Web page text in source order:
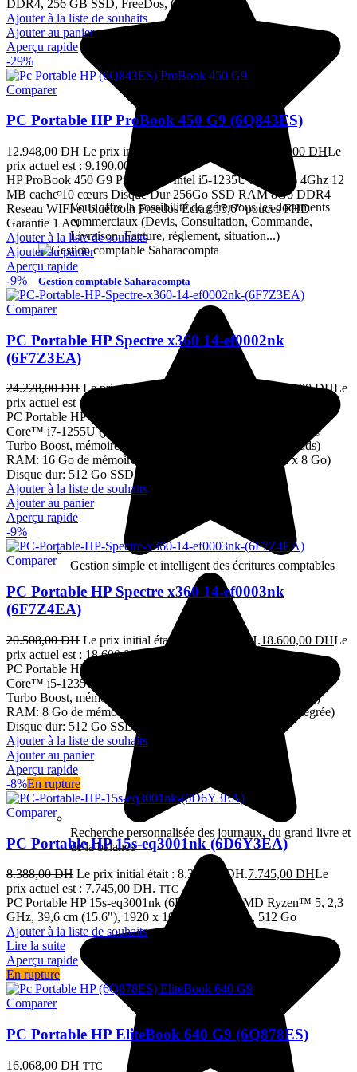
Vous offre la possibilité de gérer tous les documents
commerciaux (Devis, Consultation, Commande,
Livraison, Facture, règlement, situation...)
Gestion comptable Saharacompta
Gestion simple et intelligent des écritures comptables
Recherche personnalisée des journaux, du grand livre et
de la balance
DDR4, 256 GB SSD, FreeDos, Garantie 1 an
Ajouter à la liste de souhaits
Ajouter au panier
Aperçu rapide
-29%
Comparer
PC Portable HP ProBook 450 G9 (6Q843ES)
12.948,00DH Le prix initial était : 12.948,00 DH. 9.190,00 DHLe
prix actuel est : 9.190,00 DH.
HP ProBook 450 G9 Processeur Intel i5-1235U Jusqu a 4 4Ghz 12
MB cache 10 cœurs Disque Dur 256Go SSD RAM 8Go DDR4
Reseau WIFI et bluetooth Freedos Ecran 15,6" pouces FHD
Garantie 1 AN
Ajouter à la liste de souhaits
Ajouter au panier
Aperçu rapide
-9%
Comparer
PC Portable HP Spectre x360 14-ef0002nk
(6F7Z3EA)
24.228,00DH Le prix initial était : 24.228,00 DH. 22.100,00DHLe
prix actuel est : 22.100,00 DH.
PC Portable HP Spectre x360 14-ef0002nk (6F7Z3EA) Intel®
Core™ i7-1255U (jusqu’à 4,7 GHz avec la technologie Intel®
Turbo Boost, mémoire cache L3 12 Mo, 10 cœurs, 12 threads)
RAM: 16 Go de mémoire RAM 1 DDR4-3200 MHz (2 x 8 Go)
Disque dur: 512 Go SSD
Ajouter à la liste de souhaits
Ajouter au panier
Aperçu rapide
-9%
Comparer
PC Portable HP Spectre x360 14-ef0003nk
(6F7Z4EA)
20.508,00DH Le prix initial était : 20.508,00 DH.18.600,00 DHLe
prix actuel est : 18.600,00 DH.
PC Portable HP Spectre x360 14-ef0003nk (6F7Z4EA) Intel®
Core™ i5-1235U (jusqu’à 4,4 GHz avec la technologie Intel®
Turbo Boost, mémoire cache L3 12 Mo, 10 cœurs, 12 threads)
RAM: 8 Go de mémoire RAM LPDDR4x-4266 MHz (intégrée)
Disque dur: 512 Go SSD
Ajouter à la liste de souhaits
Ajouter au panier
Aperçu rapide
-8%En rupture
Comparer
PC Portable HP 15s-eq3001nk (6D6Y3EA)
8.388,00DH Le prix initial était : 8.388,00 DH.7.745,00 DHLe
prix actuel est : 7.745,00 DH. TTC
PC Portable HP 15s-eq3001nk (6D6Y3EA) AMD Ryzen™ 5, 2,3
GHz, 39,6 cm (15.6"), 1920 x 1080 pixels, 8 Go, 512 Go
Ajouter à la liste de souhaits
Lire la suite
Aperçu rapide
En rupture
Comparer
PC Portable HP EliteBook 640 G9 (6Q878ES)
16.068,00 DH TTC